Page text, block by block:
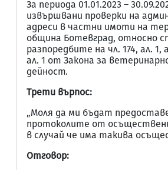
За периода 01.01.2023 –
извършвани проверки на
адреси в частни имоти на
община Ботевград, относно
разпоредбите на чл. 174, ал. 1,
ал. 1 от Закона за
дейност.
Трети върпос:
„Моля да ми бъдат
протоколите от
в случай че има такива
Отговор: